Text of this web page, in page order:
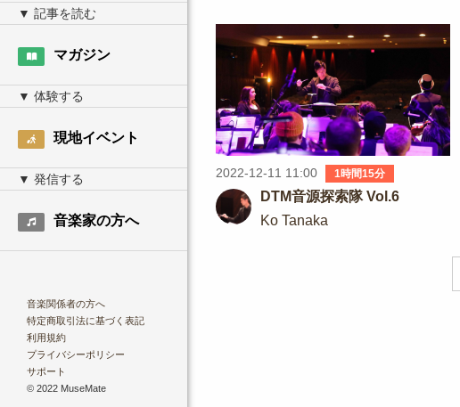
マガジン
現地イベント
音楽家の方へ
音楽関係者の方へ
特定商取引法に基づく表記
利用規約
プライバシーポリシー
サポート
© 2022 MuseMate
2022-12-11 11:00 1時間15分
DTM音源探索隊 Vol.6
Ko Tanaka